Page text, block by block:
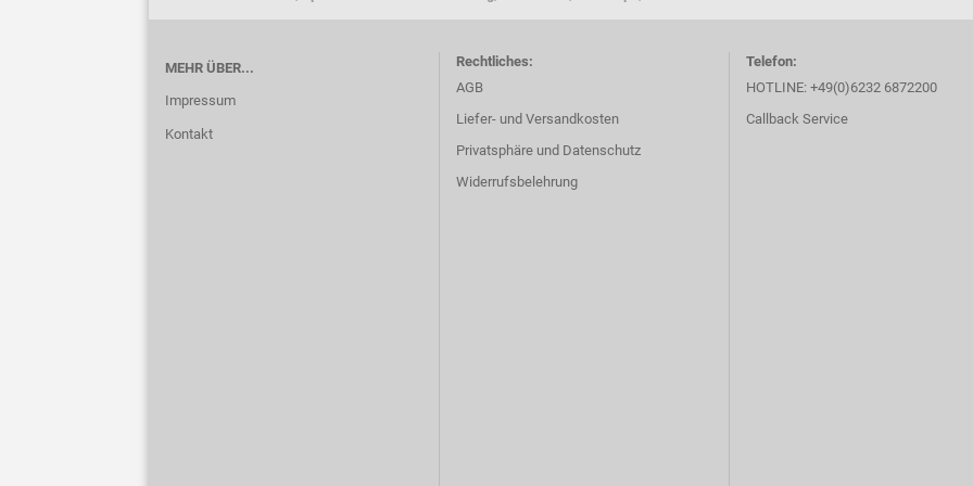
MEHR ÜBER...
Impressum
Kontakt
Rechtliches:
AGB
Liefer- und Versandkosten
Privatsphäre und Datenschutz
Widerrufsbelehrung
Telefon:
HOTLINE: +49(0)6232 6872200
Callback Service